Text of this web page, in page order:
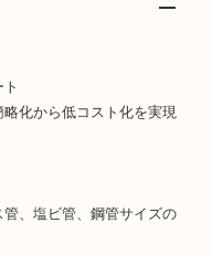
化から低コスト化を実現
、塩ビ管、鋼管サイズの